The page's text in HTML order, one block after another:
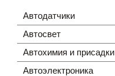
Автодатчики
Автосвет
Автохимия и присадки
Автоэлектроника